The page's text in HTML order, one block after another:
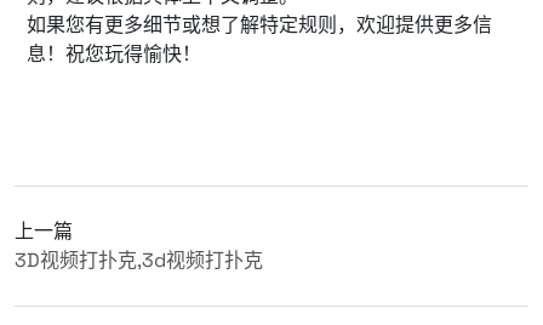
如果您有更多细节或想了解特定规则，欢迎提供更多信
息！祝您玩得愉快！
上一篇
3D视频打扑克,3d视频打扑克